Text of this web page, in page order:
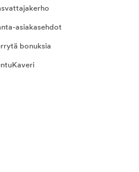
asiakasehdot
bonuksia